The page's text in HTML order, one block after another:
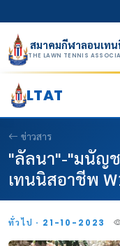
สมาคมกีฬาลอนเท
THE LAWN TENNIS
LTAT
ข่าวสาร
"ลัลนา"-"มนัญ
เทนนิสอาชีพ
ทั่วไป · 21-10-2023